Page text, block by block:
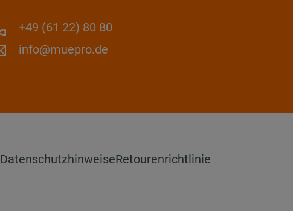
+49 (61 22) 80 80
info@muepro.de
DatenschutzhinweiseRetourenrichtlinie